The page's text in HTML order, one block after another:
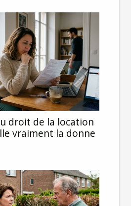
droit de la location
vraiment la donne